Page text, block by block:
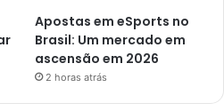
Apostas em eSports no
Brasil: Um mercado em
ascensão em 2026
2 horas atrás